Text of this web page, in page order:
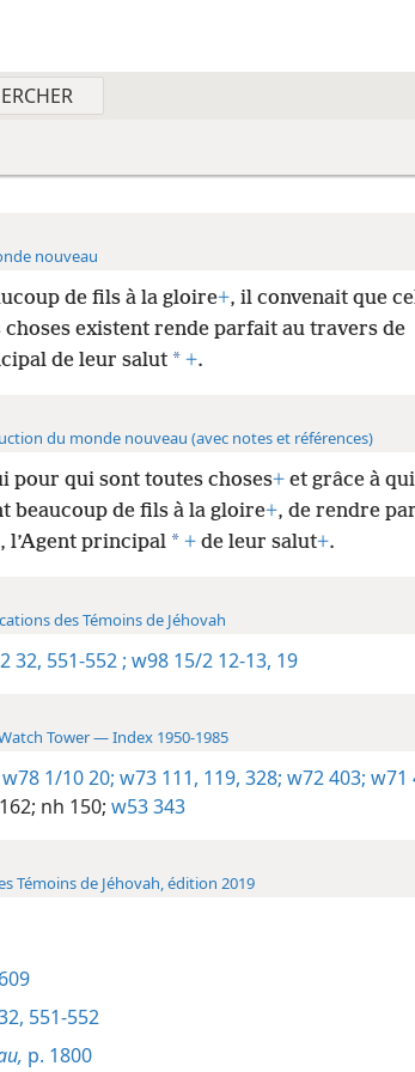
nouveau
de fils à la gloire+, il convenait que
existent rende parfait au travers de
de leur salut * +.
du monde nouveau (avec notes et références)
pour qui sont toutes choses+et grâce à
beaucoup de fils à la gloire+, de rendre
l’Agent principal * +de leur salut+.
des Témoins de Jéhovah
32, 551-552 ; w98 15/2 12-13, 19
Tower — Index 1950-1985
w78 1/10 20; w73 111, 119, 328; w72 403; w71
nh 150; w53 343
Témoins de Jéhovah, édition 2019
551-552
p. 1800